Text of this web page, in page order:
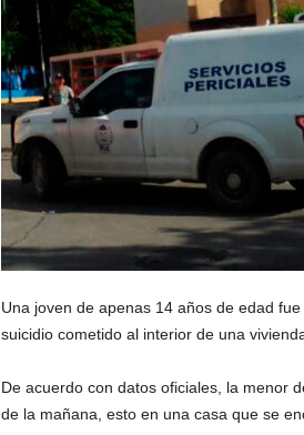
Una joven de apenas 14 años de edad
suicidio cometido al interior de una
De acuerdo con datos oficiales, la menor
de la mañana, esto en una casa que se